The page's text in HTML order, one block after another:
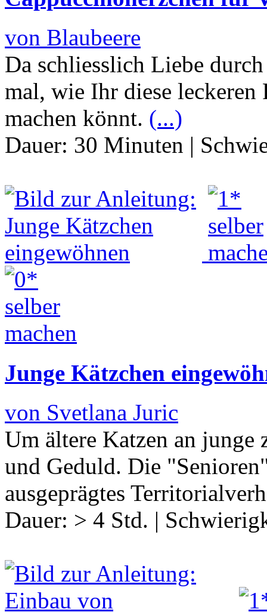
von Blaubeere
Da schliesslich Liebe
mal, wie Ihr diese
machen könnt. (...)
Dauer: 30 Minuten |
Junge Kätzchen
von Svetlana Juric
Um ältere Katzen an junge
und Geduld. Die
ausgeprägtes
Dauer: > 4 Std. |